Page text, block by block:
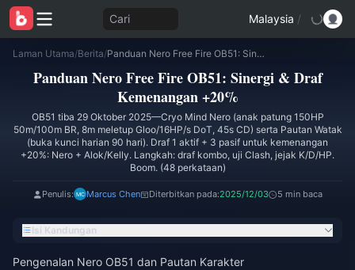
Cari Malaysia /
Laman Utama/Berita/ Panduan Nero Free Fire OB51: Sinergi & Draf Kemenangan +20%
Panduan Nero Free Fire OB51: Sinergi & Draf
Kemenangan +20%
OB51 tiba 29 Oktober 2025—Cryo Mind Nero (anak patung 150HP
50m/100m BR, 8m meletup Gloo/16HP/s DoT, 45s CD) serta Pautan Watak
(buka kunci harian 90 hari). Draf 1 aktif + 3 pasif untuk kemenangan
+20%: Nero + Alok/Kelly. Langkah: draf kombo, uji Clash, jejak K/D/HP.
Boom. (48 perkataan)
Penulis: Marcus Chen Diterbitkan pada:2025/12/03 5 min baca
Isi Kandungan
Pengenalan Nero OB51 dan Pautan Karakter